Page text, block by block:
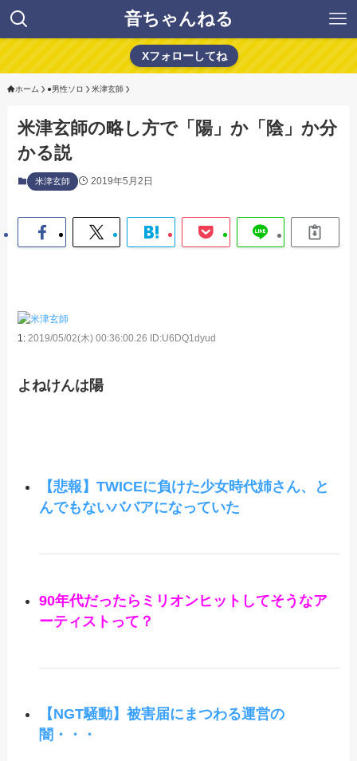
音ちゃんねる
Xフォローしてね
ホーム ●男性ソロ 米津玄師
米津玄師の略し方で「陽」か「陰」か分
かる説
米津玄師 2019年5月2日
1: 2019/05/02(木) 00:36:00.26 ID:U6DQ1dyud
よねけんは陽
【悲報】TWICEに負けた少女時代姉さん、と
んでもないババアになっていた
90年代だったらミリオンヒットしてそうなア
ーティストって？
【NGT騒動】被害届にまつわる運営の
闇・・・